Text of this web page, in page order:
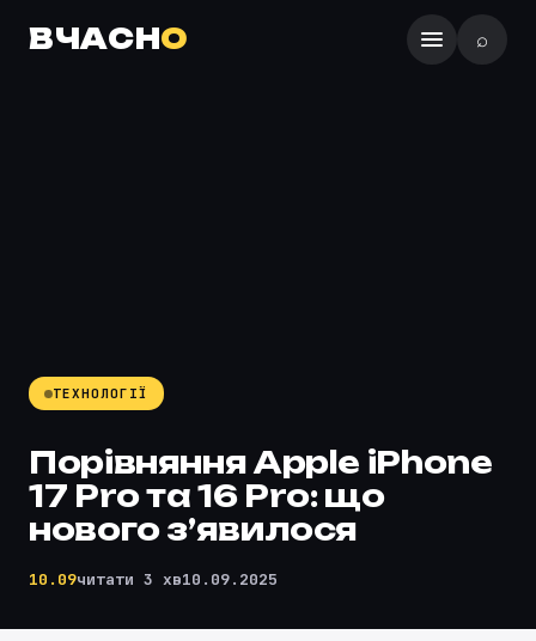
ВЧАСНО ⌕
ТЕХНОЛОГІЇ
Порівняння Apple iPhone
17 Pro та 16 Pro: що
нового з’явилося
10.09читати 3 хв10.09.2025